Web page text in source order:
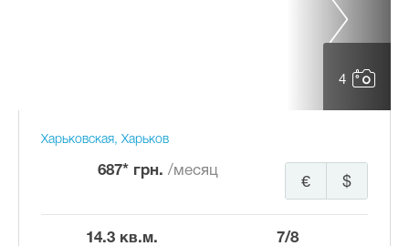
4
Харьковская, Харьков
687* грн. /месяц
$
€
14.3 кв.м. 7/8